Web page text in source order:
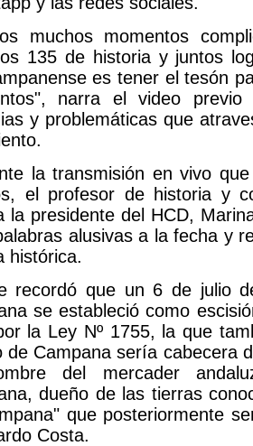
muchos momentos
135 de historia y juntos
es tener el tesón
narra el video previo
y problemáticas que
la transmisión en vivo
el profesor de historia y
la presidente del HCD,
alusivas a la fecha y
histórica.
recordó que un 6 de julio
se estableció como
la Ley Nº 1755, la que
de Campana sería cabecera
del mercader
dueño de las tierras
que posteriormente
Costa.